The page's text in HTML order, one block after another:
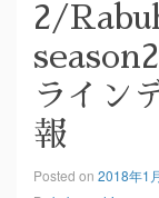
2/
ライン
報
Posted on 2018年1